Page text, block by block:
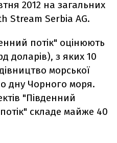
2012 на загальних
Stream Serbia AG.
потік" оцінюють
доларів), з яких 10
морської
дну Чорного моря.
"Південний
складе майже 40